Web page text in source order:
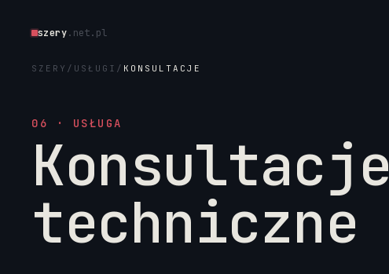
szery.net.pl
SZERY / USŁUGI / KONSULTACJE
06 · USŁUGA
Konsultacje
techniczne